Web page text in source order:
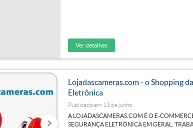
Ver detalhes
Lojadascameras.com - o Shopping
Eletrônica
Publicado em 13 de junho
A LOJADASCAMERAS.COM É O E-
SEGURANÇA ELETRÔNICA EM GERAL.